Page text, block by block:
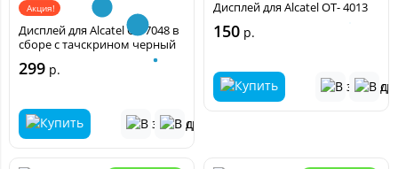
Акция!
Дисплей для Alcatel OT 7048 в
сборе с тачскрином черный
299 р.
Дисплей для Alcatel OT- 4013
150 р.